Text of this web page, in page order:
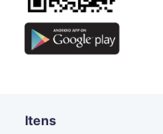
Itens